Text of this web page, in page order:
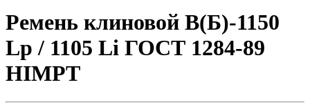
Ремень клиновой В(Б)-1150
Lp / 1105 Li ГОСТ 1284-89
HIMPT